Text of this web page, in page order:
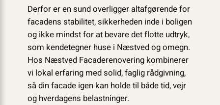
Derfor er en sund overligger altafgørende for
facadens stabilitet, sikkerheden inde i boligen
og ikke mindst for at bevare det flotte udtryk,
som kendetegner huse i Næstved og omegn.
Hos Næstved Facaderenovering kombinerer
vi lokal erfaring med solid, faglig rådgivning,
så din facade igen kan holde til både tid, vejr
og hverdagens belastninger.